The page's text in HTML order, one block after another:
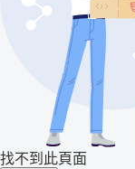
找不到此頁面